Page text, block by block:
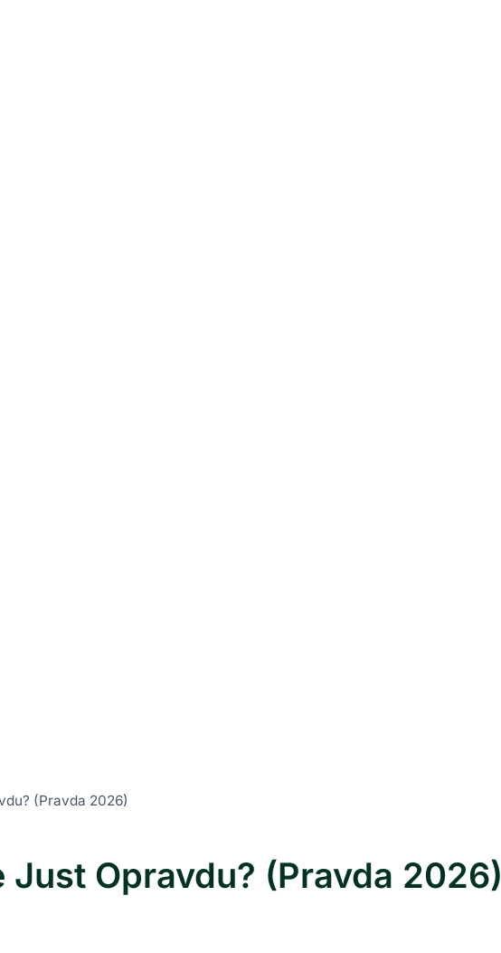
(Pravda 2026)
Just Opravdu? (Pravda 2026)